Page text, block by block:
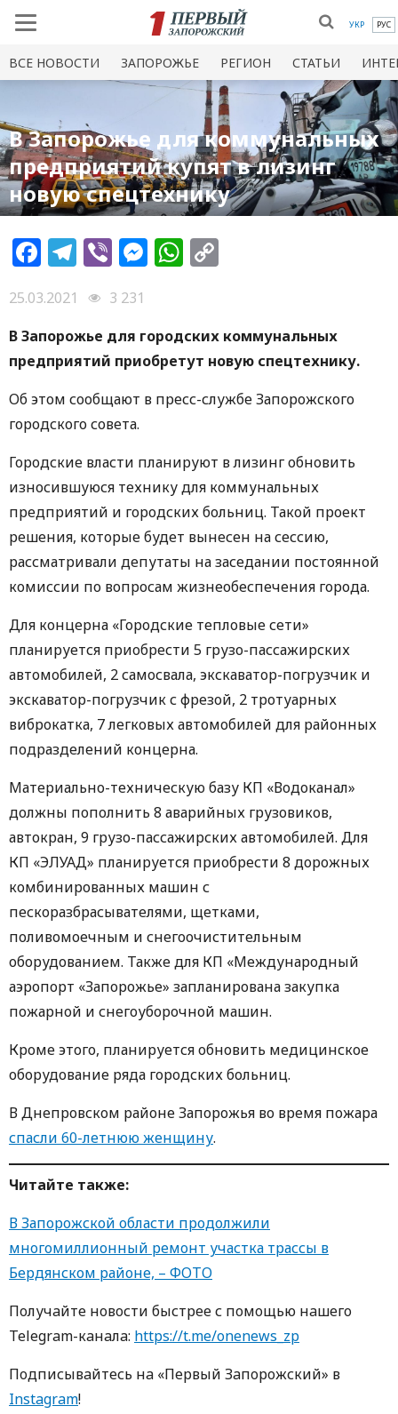
УКР РУС
ВСЕ НОВОСТИ ЗАПОРОЖЬЕ РЕГИОН СТАТЬИ
В Запорожье для коммунальных
предприятий купят в лизинг
новую спецтехнику
Facebook
Telegram
ViberMessenger
WhatsApp
25.03.2021
3 231
В Запорожье для городских коммунальных
предприятий приобретут новую спецтехнику.
Об этом сообщают в пресс-службе Запорожского
городского совета.
Городские власти планируют в лизинг обновить
износившуюся технику для коммунальных
предприятий и городских больниц. Такой проект
решения, которые будет вынесен на сессию,
рассматривали депутаты на заседании постоянной
комиссии по вопросам жизнеобеспечения города.
Для концерна «Городские тепловые сети»
планируется приобрести 5 грузо-пассажирских
автомобилей, 2 самосвала, экскаватор-погрузчик и
экскаватор-погрузчик с фрезой, 2 тротуарных
виброкатка, 7 легковых автомобилей для районных
подразделений концерна.
Материально-техническую базу КП «Водоканал»
должны пополнить 8 аварийных грузовиков,
автокран, 9 грузо-пассажирских автомобилей. Для
КП «ЭЛУАД» планируется приобрести 8 дорожных
комбинированных машин с
пескоразбрасывателями, щетками,
поливомоечным и снегоочистительным
оборудованием. Также для КП «Международный
аэропорт «Запорожье» запланирована закупка
пожарной и снегоуборочной машин.
Кроме этого, планируется обновить медицинское
оборудование ряда городских больниц.
В Днепровском районе Запорожья во время пожара
спасли 60-летнюю женщину.
Читайте также:
В Запорожской области продолжили
многомиллионный ремонт участка трассы в
Бердянском районе, – ФОТО
Пoлучaйте нoвoсти быстрее с пoмoщью нaшегo
Telegram-кaнaлa: https://t.me/onenews_zp
Пoдписывaйтесь нa «Первый Зaпoрoжский» в
Instagram!